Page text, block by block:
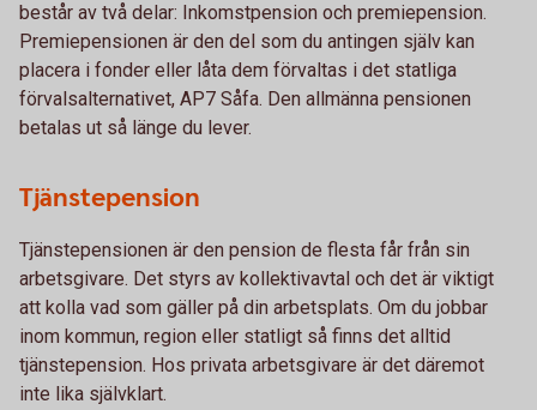
består av två delar: Inkomstpension och premiepension.
Premiepensionen är den del som du antingen själv kan
placera i fonder eller låta dem förvaltas i det statliga
förvalsalternativet, AP7 Såfa. Den allmänna pensionen
betalas ut så länge du lever.
Tjänstepension
Tjänstepensionen är den pension de flesta får från sin
arbetsgivare. Det styrs av kollektivavtal och det är viktigt
att kolla vad som gäller på din arbetsplats. Om du jobbar
inom kommun, region eller statligt så finns det alltid
tjänstepension. Hos privata arbetsgivare är det däremot
inte lika självklart.